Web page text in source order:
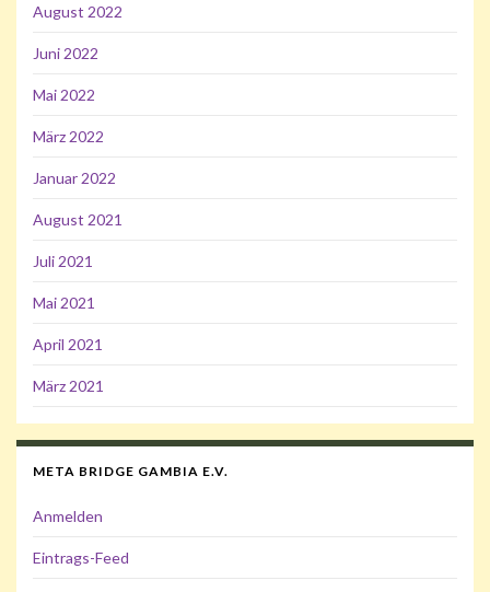
August 2022
Juni 2022
Mai 2022
März 2022
Januar 2022
August 2021
Juli 2021
Mai 2021
April 2021
März 2021
META BRIDGE GAMBIA E.V.
Anmelden
Eintrags-Feed